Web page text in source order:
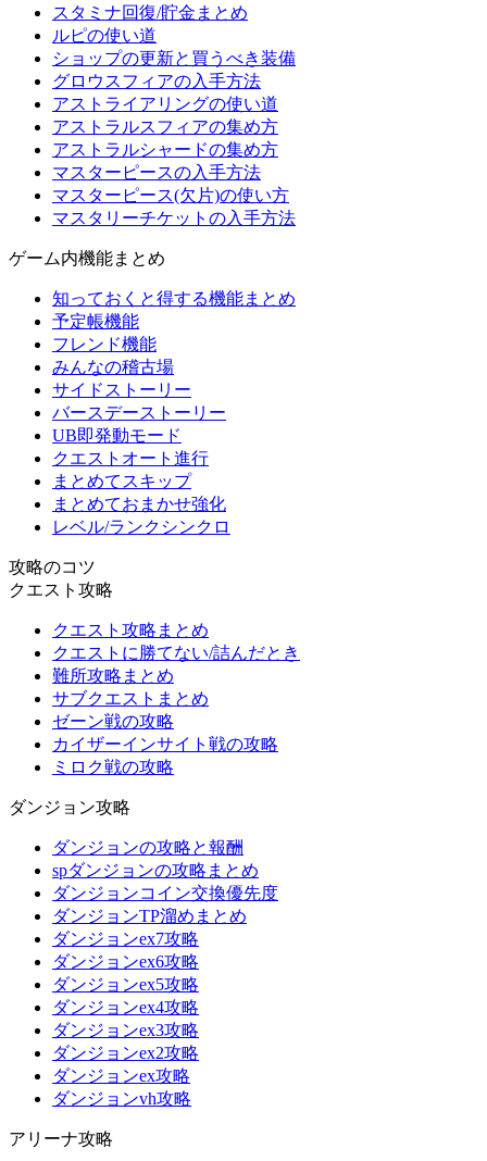
スタミナ回復/貯金まとめ
ルピの使い道
ショップの更新と買うべき装備
グロウスフィアの入手方法
アストライアリングの使い道
アストラルスフィアの集め方
アストラルシャードの集め方
マスターピースの入手方法
マスターピース(欠片)の使い方
マスタリーチケットの入手方法
ゲーム内機能まとめ
知っておくと得する機能まとめ
予定帳機能
フレンド機能
みんなの稽古場
サイドストーリー
バースデーストーリー
UB即発動モード
クエストオート進行
まとめてスキップ
まとめておまかせ強化
レベル/ランクシンクロ
攻略のコツ
クエスト攻略
クエスト攻略まとめ
クエストに勝てない/詰んだとき
難所攻略まとめ
サブクエストまとめ
ゼーン戦の攻略
カイザーインサイト戦の攻略
ミロク戦の攻略
ダンジョン攻略
ダンジョンの攻略と報酬
spダンジョンの攻略まとめ
ダンジョンコイン交換優先度
ダンジョンTP溜めまとめ
ダンジョンex7攻略
ダンジョンex6攻略
ダンジョンex5攻略
ダンジョンex4攻略
ダンジョンex3攻略
ダンジョンex2攻略
ダンジョンex攻略
ダンジョンvh攻略
アリーナ攻略